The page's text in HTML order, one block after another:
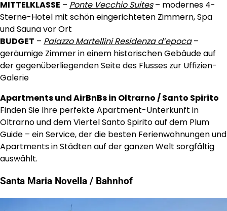
MITTELKLASSE – Ponte Vecchio Suites– modernes 4-
Sterne-Hotel mit schön eingerichteten Zimmern, Spa
und Sauna vor Ort
BUDGET – Palazzo Martellini Residenza d’epoca–
geräumige Zimmer in einem historischen Gebäude auf
der gegenüberliegenden Seite des Flusses zur Uffizien-
Galerie
Apartments und AirBnBs in Oltrarno / Santo Spirito
Finden Sie Ihre perfekte Apartment-Unterkunft in
Oltrarno und dem Viertel Santo Spirito auf dem Plum
Guide – ein Service, der die besten Ferienwohnungen und
Apartments in Städten auf der ganzen Welt sorgfältig
auswählt.
Santa Maria Novella / Bahnhof